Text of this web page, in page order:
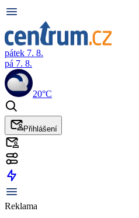
pátek 7. 8.
pá 7. 8.
20°C
Přihlášení
Reklama